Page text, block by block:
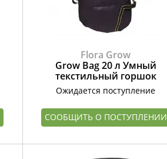
Flora Grow
Grow Bag 20 л Умный
текстильный горшок
Ожидается поступление
СООБЩИТЬ О ПОСТУПЛЕНИИ